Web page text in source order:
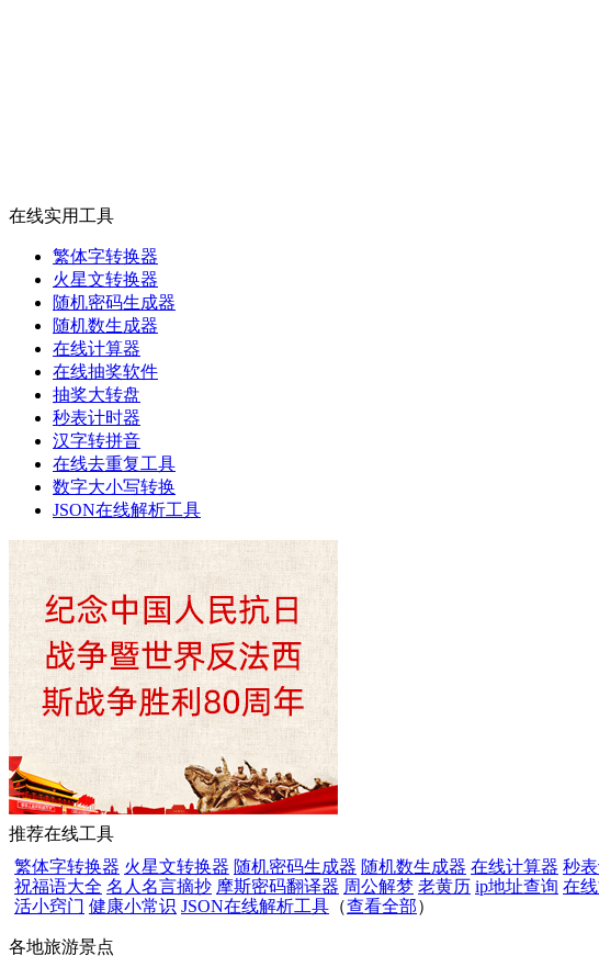
在线实用工具
繁体字转换器
火星文转换器
随机密码生成器
随机数生成器
在线计算器
在线抽奖软件
抽奖大转盘
秒表计时器
汉字转拼音
在线去重复工具
数字大小写转换
JSON在线解析工具
推荐在线工具
繁体字转换器 火星文转换器 随机密码生成器 随机数生成器 在线计算器 秒
祝福语大全 名人名言摘抄 摩斯密码翻译器 周公解梦 老黄历 ip地址查询 在
活小窍门 健康小常识 JSON在线解析工具 （查看全部）
各地旅游景点